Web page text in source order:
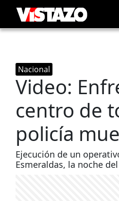
Nacional
Video:
centro de
policía
Ejecución de un
Esmeraldas, la noche